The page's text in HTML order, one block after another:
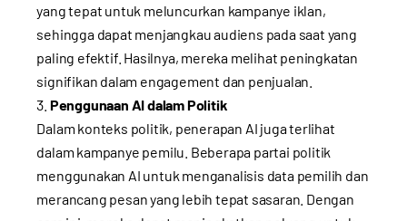
yang tepat untuk meluncurkan kampanye iklan,
sehingga dapat menjangkau audiens pada saat yang
paling efektif. Hasilnya, mereka melihat peningkatan
signifikan dalam engagement dan penjualan.
Penggunaan AI dalam Politik
Dalam konteks politik, penerapan AI juga terlihat
dalam kampanye pemilu. Beberapa partai politik
menggunakan AI untuk menganalisis data pemilih dan
merancang pesan yang lebih tepat sasaran. Dengan